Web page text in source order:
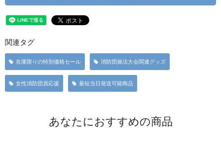
関連タグ
在庫限りの特別価格セール 消防団操法大会関連グッズ
女性消防団員応援 最短当日発送可能商品
あなたにおすすめの商品